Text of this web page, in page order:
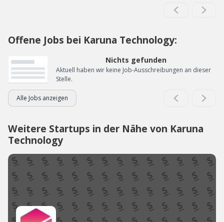
Offene Jobs bei Karuna Technology:
Nichts gefunden
Aktuell haben wir keine Job-Ausschreibungen an dieser
Stelle.
Alle Jobs anzeigen
Weitere Startups in der Nähe von Karuna
Technology